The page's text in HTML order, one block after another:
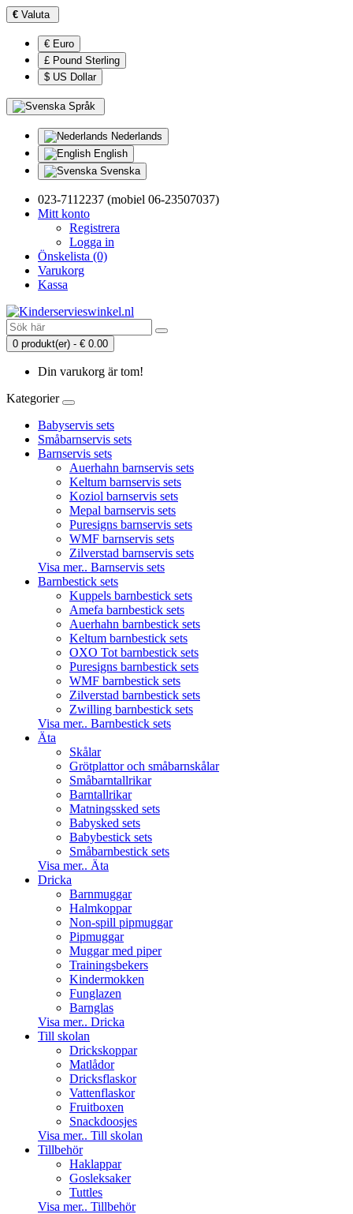
€ Valuta
€ Euro
£ Pound Sterling
$ US Dollar
Språk
Nederlands
English
Svenska
023-7112237 (mobiel 06-23507037)
Mitt konto
Registrera
Logga in
Önskelista (0)
Varukorg
Kassa
0 produkt(er) - € 0.00
Din varukorg är tom!
Kategorier
Babyservis sets
Småbarnservis sets
Barnservis sets
Auerhahn barnservis sets
Keltum barnservis sets
Koziol barnservis sets
Mepal barnservis sets
Puresigns barnservis sets
WMF barnservis sets
Zilverstad barnservis sets
Visa mer.. Barnservis sets
Barnbestick sets
Kuppels barnbestick sets
Amefa barnbestick sets
Auerhahn barnbestick sets
Keltum barnbestick sets
OXO Tot barnbestick sets
Puresigns barnbestick sets
WMF barnbestick sets
Zilverstad barnbestick sets
Zwilling barnbestick sets
Visa mer.. Barnbestick sets
Äta
Skålar
Grötplattor och småbarnskålar
Småbarntallrikar
Barntallrikar
Matningssked sets
Babysked sets
Babybestick sets
Småbarnbestick sets
Visa mer.. Äta
Dricka
Barnmuggar
Halmkoppar
Non-spill pipmuggar
Pipmuggar
Muggar med piper
Trainingsbekers
Kindermokken
Funglazen
Barnglas
Visa mer.. Dricka
Till skolan
Drickskoppar
Matlådor
Dricksflaskor
Vattenflaskor
Fruitboxen
Snackdoosjes
Visa mer.. Till skolan
Tillbehör
Haklappar
Gosleksaker
Tuttles
Visa mer.. Tillbehör